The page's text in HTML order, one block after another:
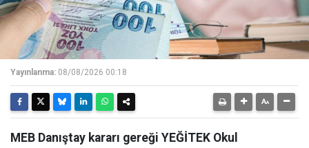
Yayınlanma: 08/08/2026 00:18
MEB Danıştay kararı gereği YEĞİTEK Okul